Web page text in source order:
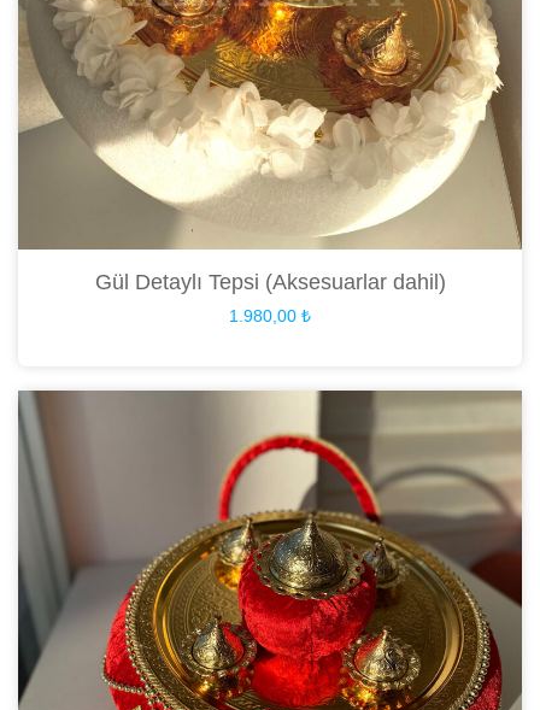
Gül Detaylı Tepsi (Aksesuarlar dahil)
1.980,00 ₺